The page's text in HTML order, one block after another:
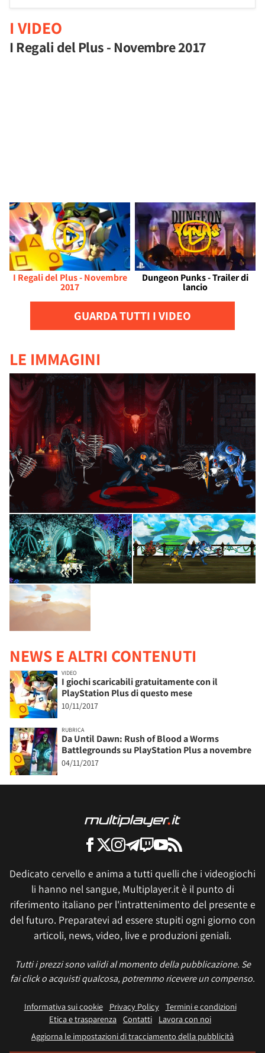
I VIDEO
I Regali del Plus - Novembre 2017
I Regali del Plus - Novembre
2017
Dungeon Punks - Trailer di
lancio
GUARDA TUTTI I VIDEO
LE IMMAGINI
NEWS E ALTRI CONTENUTI
VIDEO
I giochi scaricabili gratuitamente con il
PlayStation Plus di questo mese
10/11/2017
RUBRICA
Da Until Dawn: Rush of Blood a Worms
Battlegrounds su PlayStation Plus a novembre
04/11/2017
Dedicato cervello e anima a tutti quelli che i videogiochi
li hanno nel sangue, Multiplayer.it è il punto di
riferimento italiano per l'intrattenimento del presente e
del futuro. Preparatevi ad essere stupiti ogni giorno con
articoli, news, video, live e produzioni geniali.
Tutti i prezzi sono validi al momento della pubblicazione. Se
fai click o acquisti qualcosa, potremmo ricevere un compenso.
Informativa sui cookie Privacy Policy
Termini e condizioni
Etica e trasparenza Contatti
Lavora con noi
Aggiorna le impostazioni di tracciamento della pubblicità